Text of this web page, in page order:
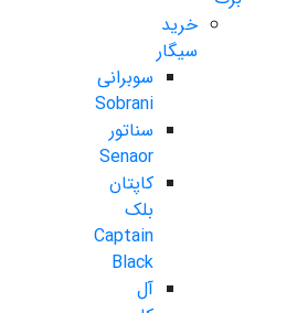
خرید
سیگار
سوبرانی
Sobrani
سناتور
Senaor
کاپتان
بلک
Captain
Black
آل